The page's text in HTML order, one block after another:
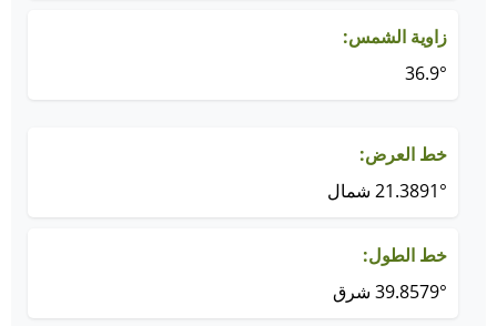
زاوية الشمس:
36.9°
خط العرض:
21.3891° شمال
خط الطول:
39.8579° شرق